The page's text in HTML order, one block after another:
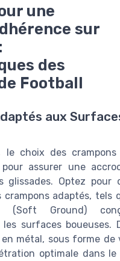
une
sur
des
Football
aux
choix des crampons
assurer une
glissades. Optez pour
crampons adaptés, tels
(Soft Ground)
surfaces boueuses.
métal, sous forme de
optimale dans le